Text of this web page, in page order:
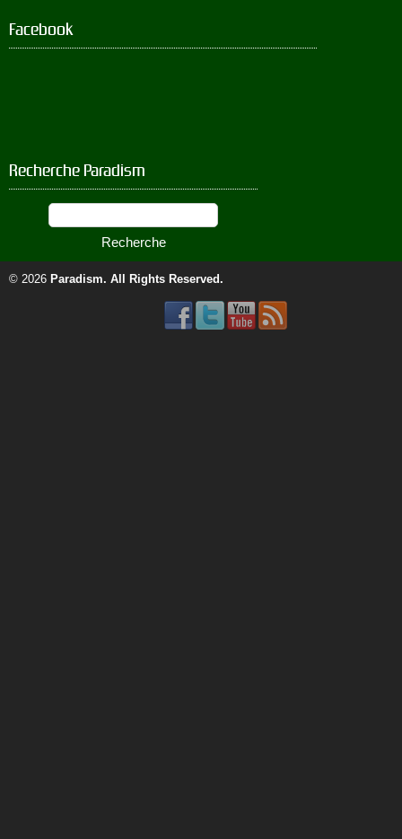
Facebook
Recherche Paradism
© 2026 Paradism. All Rights Reserved.